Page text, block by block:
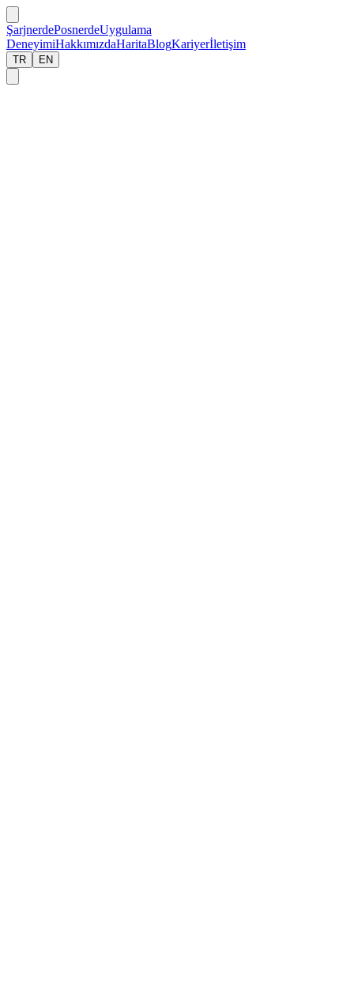
ŞarjnerdePosnerdeUygulama
DeneyimiHakkımızdaHaritaBlogKariyerİletişim
TR EN